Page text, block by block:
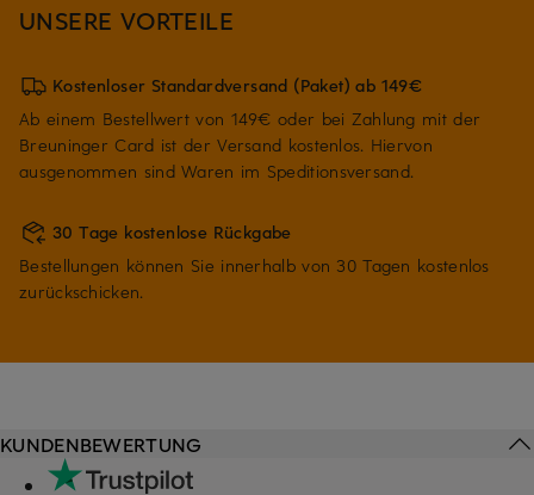
UNSERE VORTEILE
Kostenloser Standardversand (Paket) ab 149€
Ab einem Bestellwert von 149€ oder bei Zahlung mit der
Breuninger Card ist der Versand kostenlos. Hiervon
ausgenommen sind Waren im Speditionsversand.
30 Tage kostenlose Rückgabe
Bestellungen können Sie innerhalb von 30 Tagen kostenlos
zurückschicken.
KUNDENBEWERTUNG